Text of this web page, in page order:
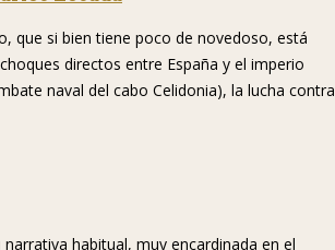
que si bien tiene poco de novedoso, está
directos entre España y el imperio
naval del cabo Celidonia), la lucha contra
habitual, muy encardinada en el